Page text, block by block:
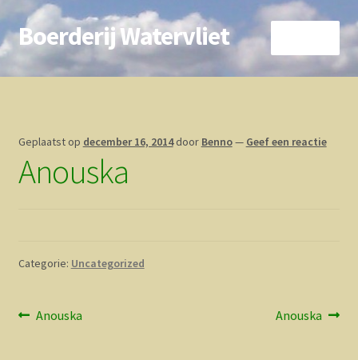
Ga
door
Ga
direct
Boerderij Watervliet
Home
Biokoe
Geplaatst op december 16, 2014 door Benno— Geef een reactie
Anouska
Categorie: Uncategorized
Bericht
Vorig
Anouska
Volgend
Anouska